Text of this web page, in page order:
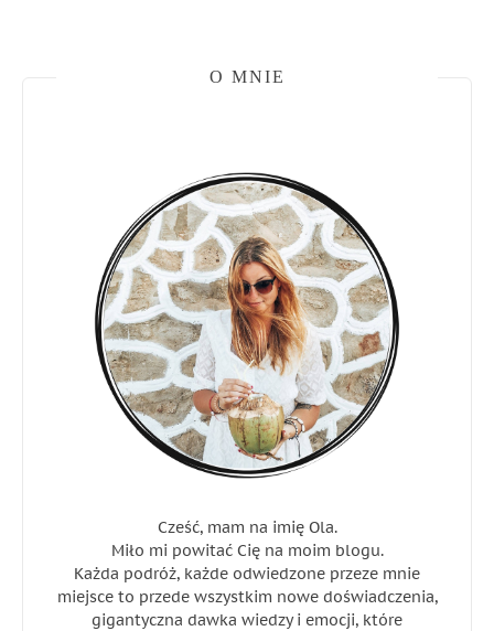
O MNIE
Cześć, mam na imię Ola.
Miło mi powitać Cię na moim blogu.
Każda podróż, każde odwiedzone przeze mnie
miejsce to przede wszystkim nowe doświadczenia,
gigantyczna dawka wiedzy i emocji, które